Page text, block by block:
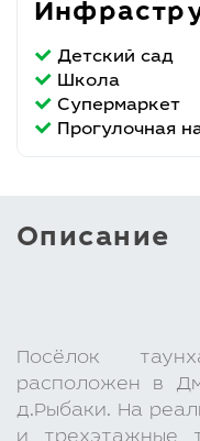
Детский сад
Школа
Супермаркет
Прогулочная
Описание
Посёлок
расположен в
д.Рыбаки. На